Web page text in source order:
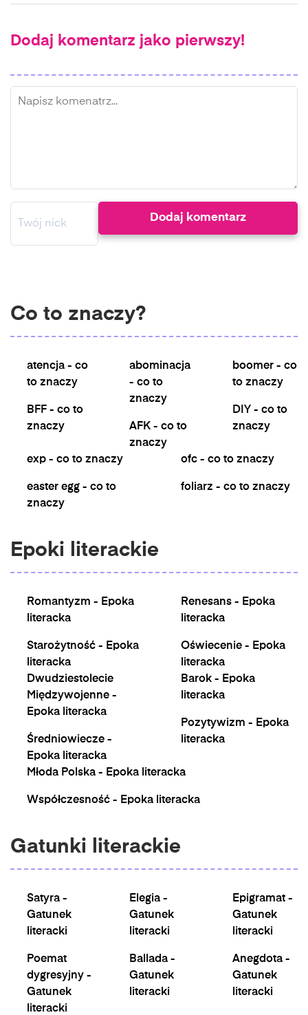
Dodaj komentarz jako pierwszy!
Co to znaczy?
atencja - co
to znaczy
BFF - co to
znaczy
abominacja
- co to
znaczy
AFK - co to
znaczy
boomer - co
to znaczy
DIY - co to
znaczy
exp - co to znaczy
easter egg - co to
znaczy
ofc - co to znaczy
foliarz - co to znaczy
Epoki literackie
Romantyzm - Epoka
literacka
Starożytność - Epoka
literacka
Renesans - Epoka
literacka
Oświecenie - Epoka
literacka
Dwudziestolecie
Międzywojenne -
Epoka literacka
Średniowiecze -
Epoka literacka
Barok - Epoka
literacka
Pozytywizm - Epoka
literacka
Młoda Polska - Epoka literacka
Współczesność - Epoka literacka
Gatunki literackie
Satyra -
Gatunek
literacki
Poemat
dygresyjny -
Gatunek
literacki
Elegia -
Gatunek
literacki
Ballada -
Gatunek
literacki
Epigramat -
Gatunek
literacki
Anegdota -
Gatunek
literacki